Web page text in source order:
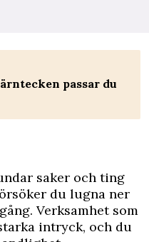
passar du
saker och ting
du lugna ner
Verksamhet som
intryck, och du